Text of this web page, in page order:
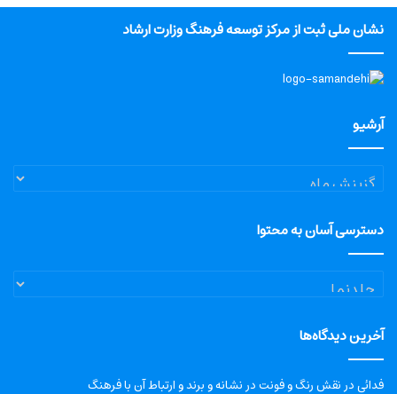
نشان ملی ثبت از مرکز توسعه فرهنگ وزارت ارشاد
آرشیو
آرشیو
دسترسی آسان به محتوا
دسترسی
آسان
محتوا
آخرین دیدگاه‌ها
فدائیدر نقش رنگ و فونت در نشانه و برند و ارتباط آن با فرهنگ